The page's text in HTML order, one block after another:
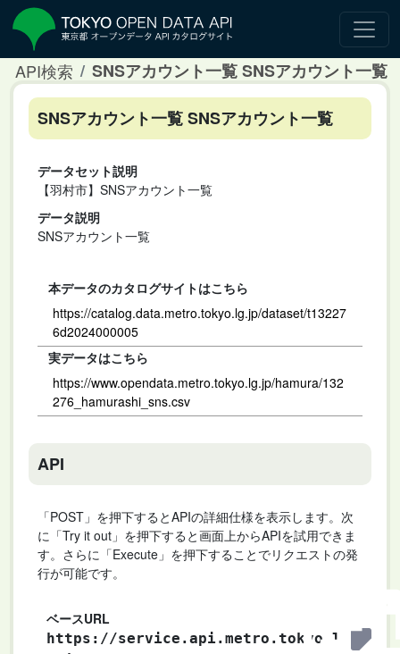
API検索 SNSアカウント一覧 SNSアカウント一覧
SNSアカウント一覧 SNSアカウント一覧
データセット説明
【羽村市】SNSアカウント一覧
データ説明
SNSアカウント一覧
本データのカタログサイトはこちら
https://catalog.data.metro.tokyo.lg.jp/dataset/t13227
6d2024000005
実データはこちら
https://www.opendata.metro.tokyo.lg.jp/hamura/132
276_hamurashi_sns.csv
API
「POST」を押下するとAPIの詳細仕様を表示します。次
に「Try it out」を押下すると画面上からAPIを試用できま
す。さらに「Execute」を押下することでリクエストの発
行が可能です。
ベースURL
https://service.api.metro.tokyo.l